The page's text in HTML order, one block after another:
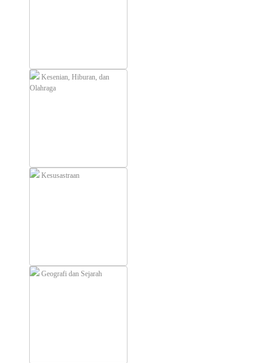
Kesenian, Hiburan, dan
Olahraga
Kesusastraan
Geografi dan Sejarah